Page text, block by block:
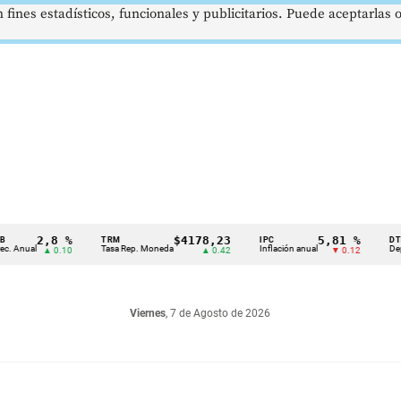
2,8 %
▲ 0.10
TRM
Tasa Rep. Moneda
$4178,23
▲ 0.42
IPC
Inflación anual
5,81 %
▼ 0.12
DTF
Dep.
Viernes, 7 de Agosto de 2026
estadísticos, funcionales y publicitarios. Puede aceptarlas